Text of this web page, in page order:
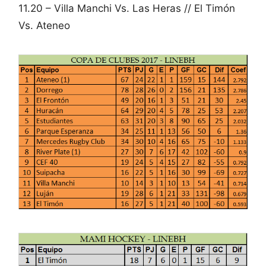
11.20 – Villa Manchi Vs. Las Heras // El Timón
Vs. Ateneo